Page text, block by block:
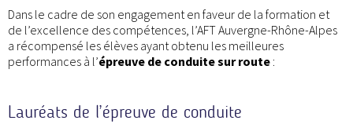
Dans le cadre de son engagement en faveur de la formation et
de l’excellence des compétences, l’AFT Auvergne-Rhône-Alpes
a récompensé les élèves ayant obtenu les meilleures
performances à l’épreuve de conduite sur route :
Lauréats de l’épreuve de conduite